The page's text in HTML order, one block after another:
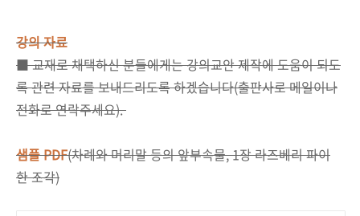
강의 자료
■ 교재로 채택하신 분들에게는 강의교안 제작에 도움이 되도
록 관련 자료를 보내드리도록 하겠습니다(출판사로 메일이나
전화로 연락주세요).
샘플 PDF(차례와 머리말 등의 앞부속물, 1장 라즈베리 파이
한 조각)